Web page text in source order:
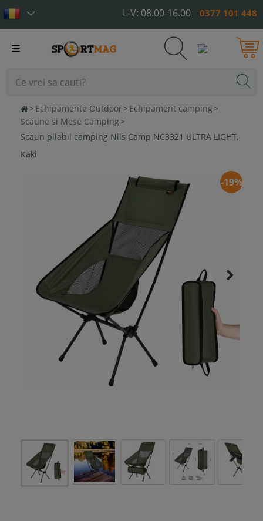
L-V: 08.00-16.00 0377 101 448
Toggle
> Echipamente Outdoor> Echipament camping >
Scaune si Mese Camping >
Scaun pliabil camping Nils Camp NC3321 ULTRA LIGHT,
Kaki
-19%